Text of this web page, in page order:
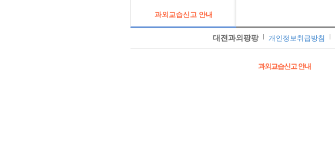
과외교습신고 안내
대전과외팡팡 개인정보취급방침
과외교습신고 안내